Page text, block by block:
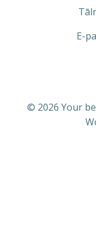
E-
© 2026 Your